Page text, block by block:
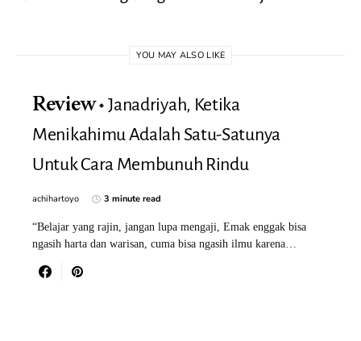
YOU MAY ALSO LIKE
Review
Janadriyah, Ketika
Menikahimu Adalah Satu-Satunya
Untuk Cara Membunuh Rindu
achihartoyo 3 minute read
“Belajar yang rajin, jangan lupa mengaji, Emak enggak bisa
ngasih harta dan warisan, cuma bisa ngasih ilmu karena…